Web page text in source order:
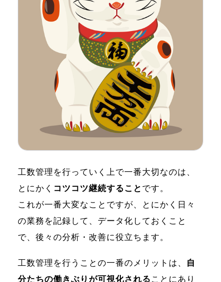
工数管理を行っていく上で一番大切なのは、
とにかく コツコツ継続すること です。
これが一番大変なことですが、とにかく日々
の業務を記録して、データ化しておくこと
で、後々の分析・改善に役立ちます。
工数管理を行うことの一番のメリットは、
自
分たちの働きぶりが可視化される ことにあり